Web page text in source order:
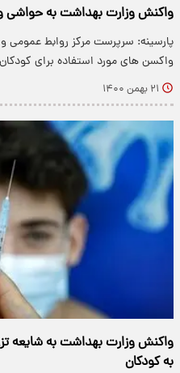
واکنش وزارت بهداشت به حواشی
پارسینه: سرپرست مرکز روابط
واکسن های مورد استفاده برای کودکان
۲۱ بهمن ۱۴۰۰
واکنش وزارت بهداشت به شایعه
به کودکان